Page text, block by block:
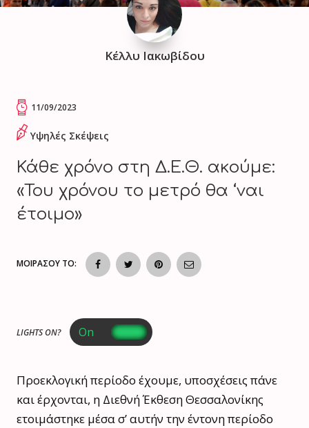
Κέλλυ Ιακωβίδου
11/09/2023
Υψηλές Σκέψεις
Κάθε χρόνο στη Δ.Ε.Θ. ακούμε:
«Του χρόνου το μετρό θα ‘ναι
έτοιμο»
ΜΟΙΡΑΣΟΥ ΤΟ:
LIGHTS ON?
Προεκλογική περίοδο έχουμε, υποσχέσεις πάνε
και έρχονται, η Διεθνή Έκθεση Θεσσαλονίκης
ετοιμάστηκε μέσα σ’ αυτήν την έντονη περίοδο